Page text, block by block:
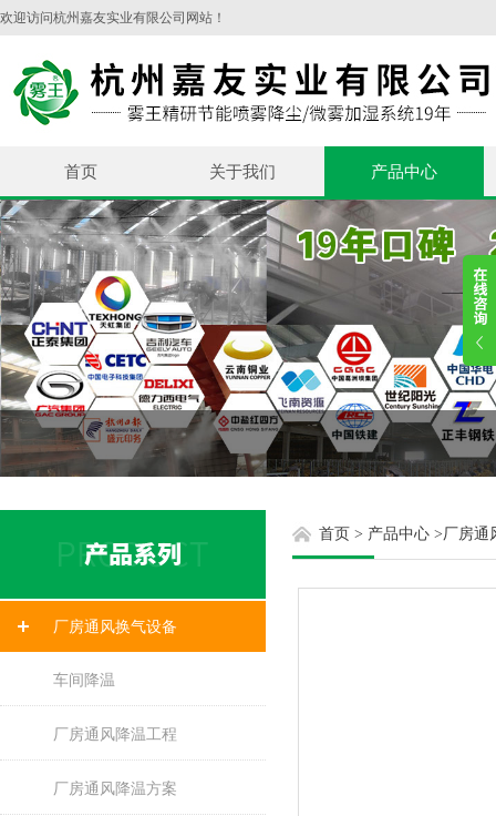
欢迎访问杭州嘉友实业有限公司网站！
首页 关于我们 产品中心
厂房通风换气设备
车间降温
厂房通风降温工程
厂房通风降温方案
首页 > 产品中心 >厂房通